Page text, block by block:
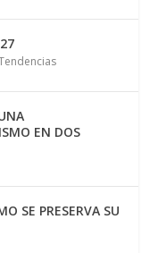
EN DOS
SE PRESERVA SU